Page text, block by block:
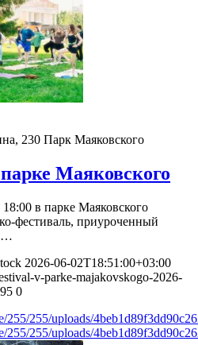
230 Парк Маяковского
Маяковского
в парке Маяковского
фестиваль, приуроченный
2026-06-02T18:51:00+03:00
v-parke-majakovskogo-2026-
0
255/255/uploads/
255/255/uploads/